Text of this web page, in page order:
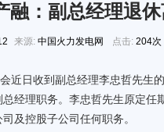
融：副总经理退
来源: 中国火力发电网 点击: 204次
近日收到副总经理李忠哲先生
经理职务。李忠哲先生原定任
及控股子公司任何职务。